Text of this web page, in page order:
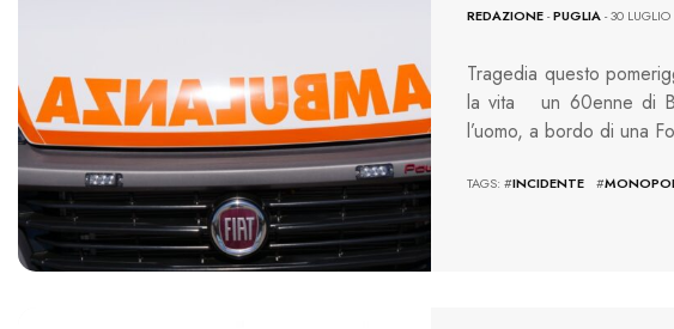
REDAZIONE-PUGLIA- 30
Tragedia questo
la vita un 60enne di
l’uomo, a bordo di una
TAGS: #INCIDENTE #